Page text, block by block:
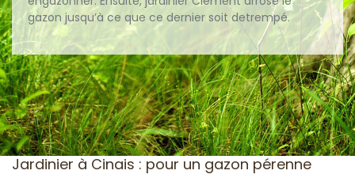
gazon jusqu’à ce que ce dernier soit detrempé.
Jardinier à Cinais : pour un gazon pérenne